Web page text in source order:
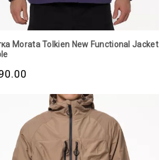
Morata Tolkien New Functional Jacket